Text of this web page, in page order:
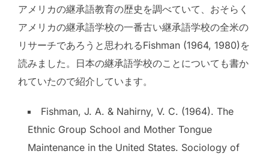
アメリカの継承語教育の歴史を調べていて、おそらく
アメリカの継承語学校の一番古い継承語学校の全米の
リサーチであろうと思われるFishman (1964, 1980)を
読みました。日本の継承語学校のことについても書か
れていたので紹介しています。
Fishman, J. A. & Nahirny, V. C. (1964). The
Ethnic Group School and Mother Tongue
Maintenance in the United States. Sociology of